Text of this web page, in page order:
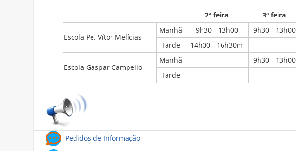
2ª feira 3ª feira
Escola Pe. Vítor Melícias
Manhã 9h30 - 13h00 9h30 - 13h00
Tarde
14h00 - 16h30m -
Escola Gaspar Campello
Manhã - 9h30 - 13h00
Tarde
- -
Pedidos de InformaçãoFeedback